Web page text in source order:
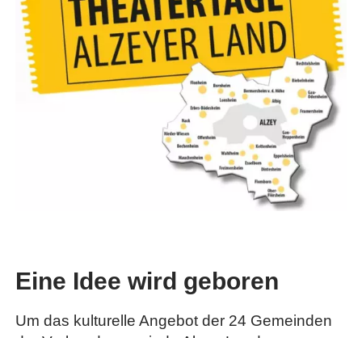
Eine Idee wird geboren
Um das kulturelle Angebot der 24 Gemeinden